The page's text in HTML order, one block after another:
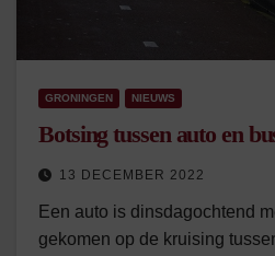
GRONINGEN NIEUWS
Botsing tussen auto en
13 DECEMBER 2022
Een auto is dinsdagochtend
gekomen op de kruising